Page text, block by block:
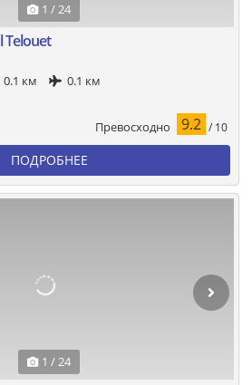
1 / 24
Telouet
0.1 км 0.1 км
Превосходно 9.2 / 10
ПОДРОБНЕЕ
1 / 24